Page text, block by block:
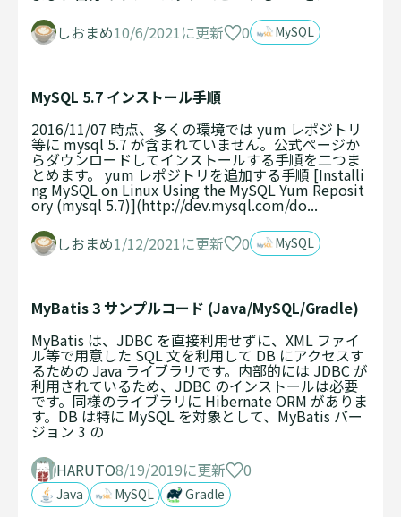
しおまめ10/6/2021に更新 0 MySQL
MySQL 5.7 インストール手順
2016/11/07 時点、多くの環境では yum レポジトリ
等に mysql 5.7 が含まれていません。公式ページか
らダウンロードしてインストールする手順を二つま
とめます。 yum レポジトリを追加する手順 [Installi
ng MySQL on Linux Using the MySQL Yum Reposit
ory (mysql 5.7)](http://dev.mysql.com/do...
しおまめ1/12/2021に更新 0 MySQL
MyBatis 3 サンプルコード (Java/MySQL/Gradle)
MyBatis は、JDBC を直接利用せずに、XML ファイ
ル等で用意した SQL 文を利用して DB にアクセスす
るための Java ライブラリです。内部的には JDBC が
利用されているため、JDBC のインストールは必要
です。同様のライブラリに Hibernate ORM がありま
す。DB は特に MySQL を対象として、MyBatis バー
ジョン 3 の
HARUTO8/19/2019に更新 0
Java MySQL Gradle